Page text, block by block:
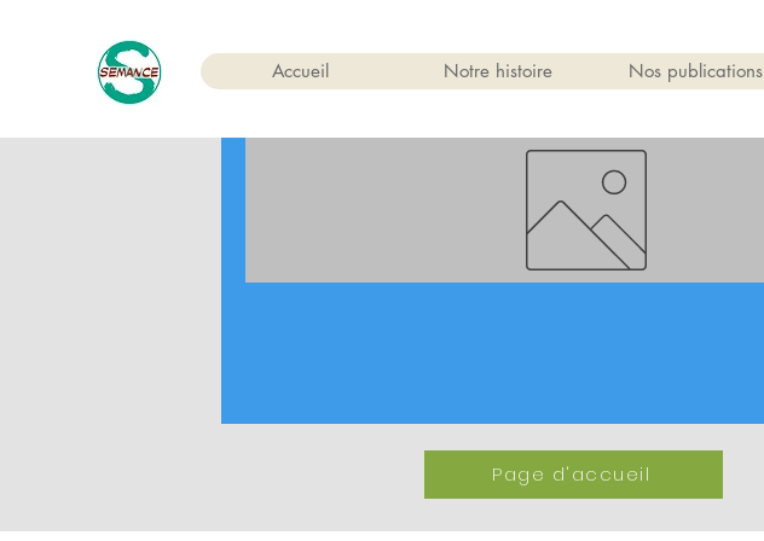
Accueil Notre histoire Nos publications
Page d'accueil